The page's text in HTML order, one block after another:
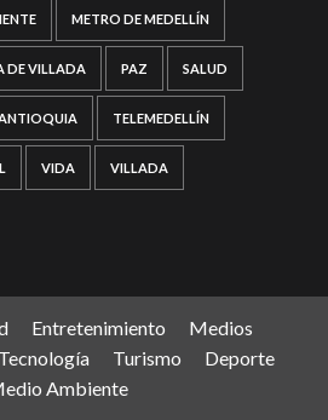
METRO DE MEDELLÍN
DE VILLADA PAZ SALUD
TELEMEDELLÍN
VIDA VILLADA
Entretenimiento
Medios
Tecnología Turismo
Deporte
Ambiente